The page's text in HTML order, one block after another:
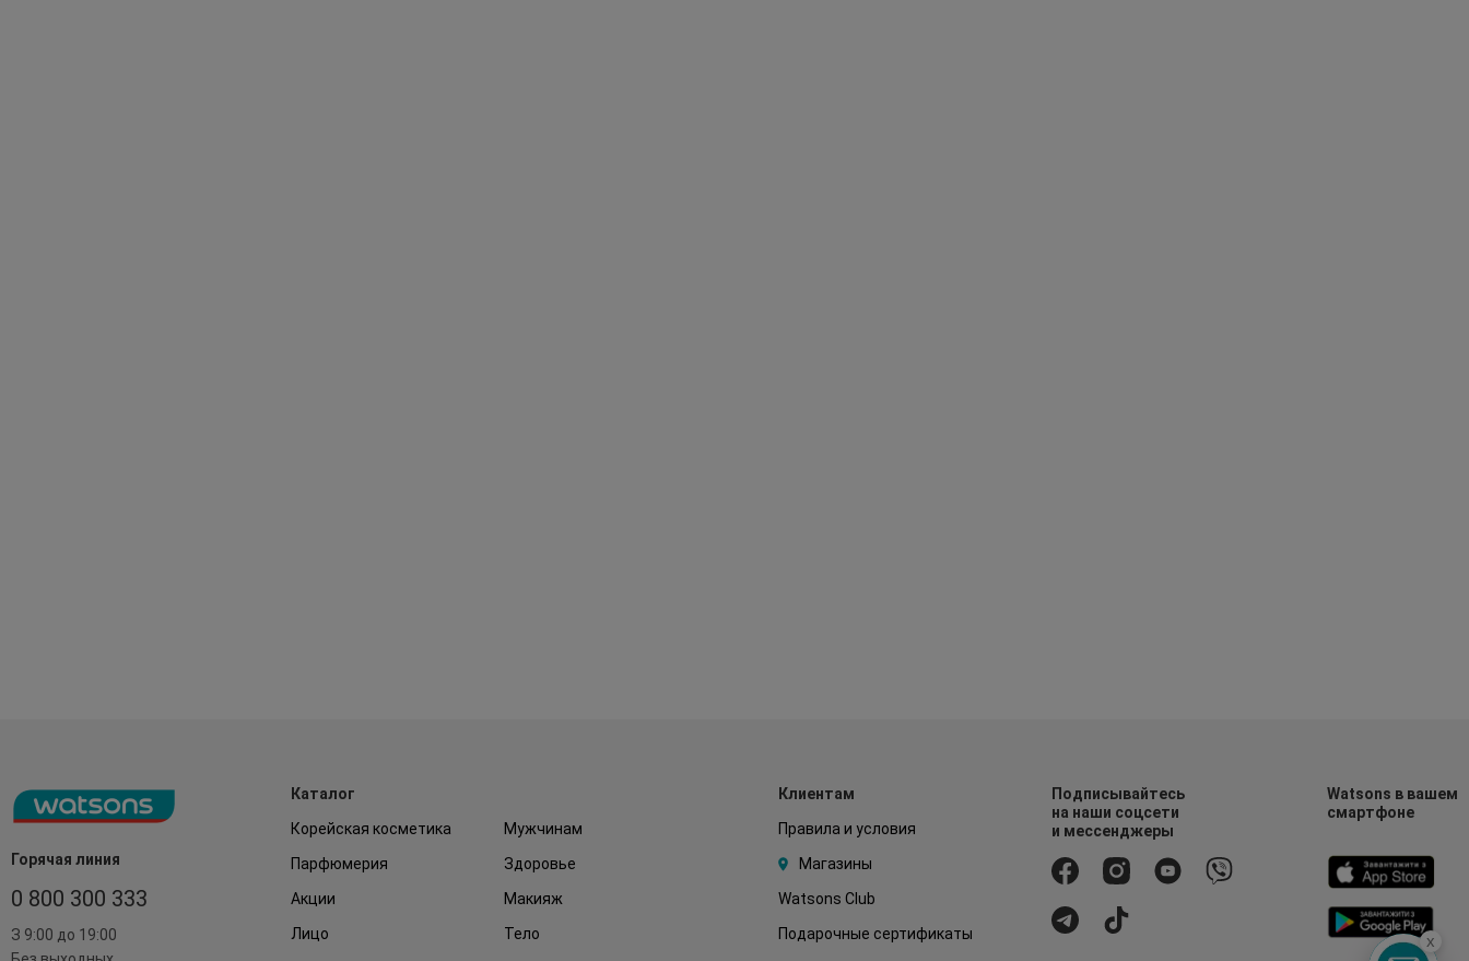
Горячая линия
0 800 300 333
З 9:00 до 19:00
Каталог
Корейская косметика
Мужчинам
Парфюмерия
Здоровье
Акции
Макияж
Лицо
Тело
Клиентам
Правила и условия
Магазины
Watsons Club
Подарочные сертификаты
Подписывайтесь
на наши соцсети
и мессенджеры
Watsons в вашем
смартфоне
x